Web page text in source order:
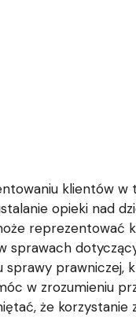
klientów w
opieki nad
reprezentować
sprawach
prawniczej,
w zrozumieniu
że korzystanie